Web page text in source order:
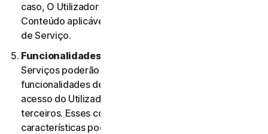
caso, O Utilizador terá acesso às Atualizações de
Conteúdo aplicáveis aos Serviços durante o Período
de Serviço.
Funcionalidades ou Conteúdos de Terceiros.
Serviços poderão incluir características e
funcionalidades de terceiros ou poderão permitir o
acesso do Utilizador a conteúdos de Web sites de
terceiros. Esses conteúdos, funcionalidades ou
características poderão estar sujeitos a termos de